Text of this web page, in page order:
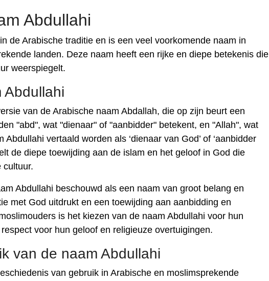
Abdullahi
de Arabische traditie en is een veel voorkomende naam in
landen. Deze naam heeft een rijke en diepe betekenis die
weerspiegelt.
Abdullahi
van de Arabische naam Abdallah, die op zijn beurt een
"abd", wat "dienaar" of "aanbidder" betekent, en "Allah", wat
vertaald worden als ‘dienaar van God’ of ‘aanbidder
de diepe toewijding aan de islam en het geloof in God die
cultuur.
Abdullahi beschouwd als een naam van groot belang en
met God uitdrukt en een toewijding aan aanbidding en
is het kiezen van de naam Abdullahi voor hun
voor hun geloof en religieuze overtuigingen.
van de naam Abdullahi
van gebruik in Arabische en moslimsprekende